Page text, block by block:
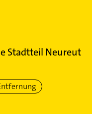
Stadtteil Neureut